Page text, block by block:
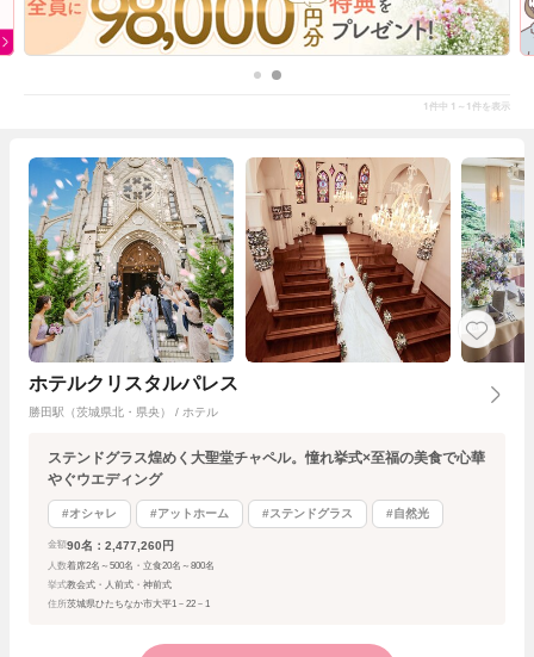
1 件中 1～1 件を表示
ホテルクリスタルパレス
勝田駅（茨城県北・県央） / ホテル
ステンドグラス煌めく大聖堂チャペル。憧れ挙式×至福の美食で心華
やぐウエディング
#オシャレ #アットホーム #ステンドグラス #自然光
金額 90名：2,477,260円
人数着席2名～500名・立食20名～800名
挙式教会式・人前式・神前式
住所茨城県ひたちなか市大平1－22－1